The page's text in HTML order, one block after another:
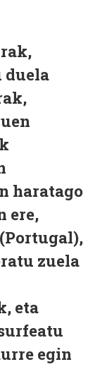
duela
haratago
ere,
(Portugal),
zuela
eta
egin